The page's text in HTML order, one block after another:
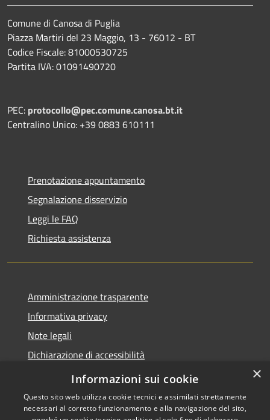
Comune di Canosa di Puglia
Piazza Martiri del 23 Maggio, 13 - 76012 - BT
Codice Fiscale: 81000530725
Partita IVA: 01091490720
PEC: protocollo@pec.comune.canosa.bt.it
Centralino Unico: +39 0883 610111
Prenotazione appuntamento
Segnalazione disservizio
Leggi le FAQ
Richiesta assistenza
Amministrazione trasparente
Informativa privacy
Note legali
Dichiarazione di accessibilità
WhistleblowingPA
×
Informazioni sui cookie
Questo sito web utilizza cookie tecnici e assimilati strettamente
necessari al corretto funzionamento e alla navigazione del sito,